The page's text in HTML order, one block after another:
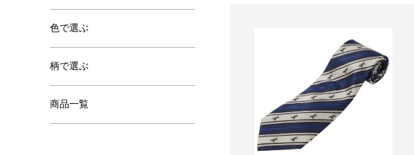
色で選ぶ
柄で選ぶ
商品一覧